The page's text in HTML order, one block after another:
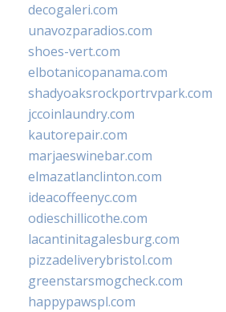
decogaleri.com
unavozparadios.com
shoes-vert.com
elbotanicopanama.com
shadyoaksrockportrvpark.com
jccoinlaundry.com
kautorepair.com
marjaeswinebar.com
elmazatlanclinton.com
ideacoffeenyc.com
odieschillicothe.com
lacantinitagalesburg.com
pizzadeliverybristol.com
greenstarsmogcheck.com
happypawspl.com